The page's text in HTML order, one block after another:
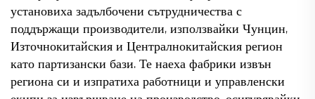
установиха задълбочени сътрудничества с
поддържащи производители, използвайки Чунцин,
Източнокитайския и Централнокитайския регион
като партизански бази. Те наеха фабрики извън
региона си и изпратиха работници и управленски